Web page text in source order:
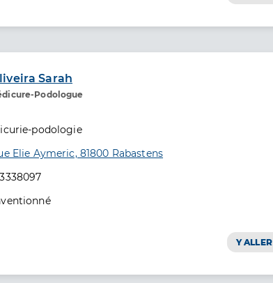
Sarah
Podologue de santé
podologie
Elie Aymeric, 81800 Rabastens
convention
Y ALLER